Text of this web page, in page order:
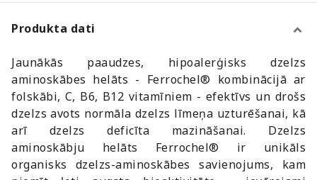
Produkta dati
Jaunākās paaudzes, hipoalerģisks dzelzs
aminoskābes helāts - Ferrochel® kombinācijā ar
folskābi, C, B6, B12 vitamīniem - efektīvs un drošs
dzelzs avots normāla dzelzs līmeņa uzturēšanai, kā
arī dzelzs deficīta mazināšanai. Dzelzs
aminoskābju helāts Ferrochel® ir unikāls
organisks dzelzs-aminoskābes savienojums, kam